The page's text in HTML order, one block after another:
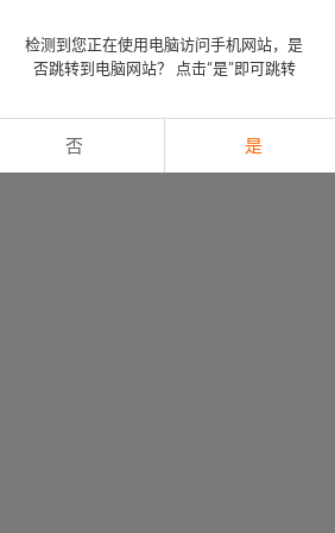
检测到您正在使用电脑访问手机网站，是
否跳转到电脑网站？ 点击“是”即可跳转
否 是